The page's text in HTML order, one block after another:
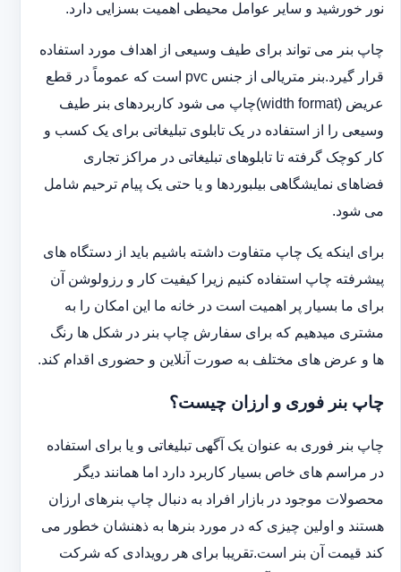
نور خورشید و سایر عوامل محیطی اهمیت بسزایی دارد.
چاپ بنر می تواند برای طیف وسیعی از اهداف مورد استفاده
قرار گیرد.بنر متریالی از جنس pvc است که عموماً در قطع
عریض (width format)چاپ می شود کاربردهای بنر طیف
وسیعی را از استفاده در یک تابلوی تبلیغاتی برای یک کسب و
کار کوچک گرفته تا تابلوهای تبلیغاتی در مراکز تجاری
فضاهای نمایشگاهی بیلبوردها و یا حتی یک پیام ترحیم شامل
می شود.
برای اینکه یک چاپ متفاوت داشته باشیم باید از دستگاه های
پیشرفته چاپ استفاده کنیم زیرا کیفیت کار و رزولوشن آن
برای ما بسیار پر اهمیت است در خانه ما این امکان را به
مشتری میدهیم که برای سفارش چاپ بنر در شکل ها رنگ
ها و عرض های مختلف به صورت آنلاین و حضوری اقدام کند.
چاپ بنر فوری و ارزان چیست؟
چاپ بنر فوری به عنوان یک آگهی تبلیغاتی و یا برای استفاده
در مراسم های خاص بسیار کاربرد دارد اما همانند دیگر
محصولات موجود در بازار افراد به دنبال چاپ بنرهای ارزان
هستند و اولین چیزی که در مورد بنرها به ذهنشان خطور می
کند قیمت آن بنر است.تقریبا برای هر رویدادی که شرکت